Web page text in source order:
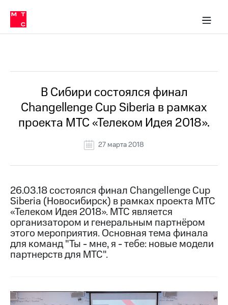
Медиа-центр
и акционерам
Устойчивое развитие
Комплаенс и деловая этика
компании
Карьера
История
компании
Руководство
информация
Контакты
Медиа-центр
Пресс-
релизы
МТС
о технологиях
Интервью
в МТС
Пресс-
релизы
МТС
о технологиях
В Сибири состоялся финал
Changellenge Cup Siberia в рамках
проекта МТС «Телеком Идея 2018».
27 марта 2018
26.03.18 состоялся финал Changellenge Cup
Siberia (Новосибирск) в рамках проекта МТС
«Телеком Идея 2018». МТС является
организатором и генеральным партнёром
этого мероприятия. Основная тема финала
для команд "Ты - мне, я - тебе: новые модели
партнерств для МТС".